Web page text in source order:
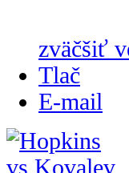
zväčšiť
Tlač
E-mail